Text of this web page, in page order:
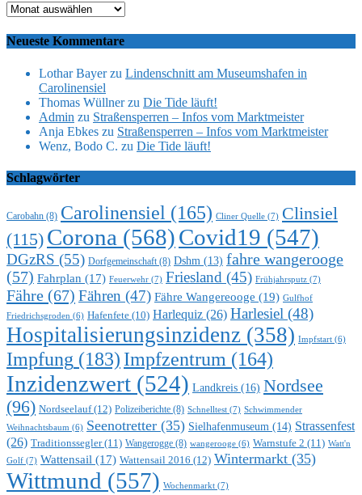
Archiv
Neueste Kommentare
Lothar Bayerzu Lindenschnitt am Museumshafen in
Carolinensiel
Thomas Wüllnerzu Die Tide läuft!
Admin zu Straßensperren – Infos vom Marktmeister
Anja Ebkes zu Straßensperren – Infos vom Marktmeister
Wenz, Bodo C. zu Die Tide läuft!
Schlagwörter
Carobahn (8) Carolinensiel (165) Cliner Quelle (7) Clinsiel
(115) Corona (568)Covid19 (547)
DGzRS (55) Dorfgemeinschaft(8) Dshm (13) fahre wangerooge
(57) Fahrplan (17) Feuerwehr (7) Friesland (45) Frühjahrsputz (7)
Fähre (67) Fähren (47) Fähre Wangereooge (19) Gulfhof
Friedrichsgroden (6) Hafenfete (10) Harlequiz (26) Harlesiel (48)
Hospitalisierungsinzidenz (358) Impfstart (6)
Impfung (183) Impfzentrum (164)
Inzidenzwert (524) Landkreis (16) Nordsee
(96) Nordseelauf(12) Polizeiberichte (8) Schnelltest (7) Schwimmender
Weihnachtsbaum (6) Seenotretter (35) Sielhafenmuseum (14) Strassenfest
(26) Traditionssegler(11) Wangerogge (8) wangerooge (6) Warnstufe 2 (11) Watt'n
Golf (7) Wattensail (17) Wattensail 2016 (12) Wintermarkt (35)
Wittmund (557) Wochenmarkt (7)